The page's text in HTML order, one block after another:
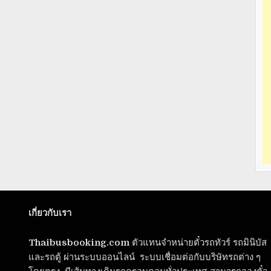
เกี่ยวกับเรา
Thaibusbooking.com ตัวแทนจำหน่ายตั๋วรถทัวร์ รถมินิบัส
และรถตู้ ผ่านระบบออนไลน์ ระบบเชื่อมต่อกับบริษัทรถต่าง ๆ